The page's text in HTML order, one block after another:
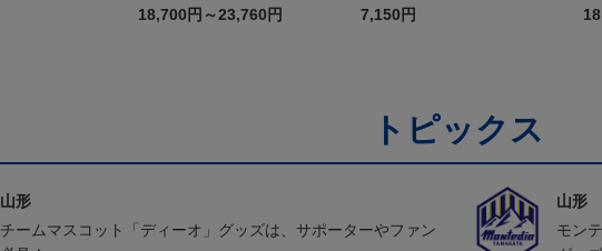
18,700円～23,760円
7,150円
トピックス
山形
チームマスコット「ディーオ」グッズは、サポーターやファン
山形
モン